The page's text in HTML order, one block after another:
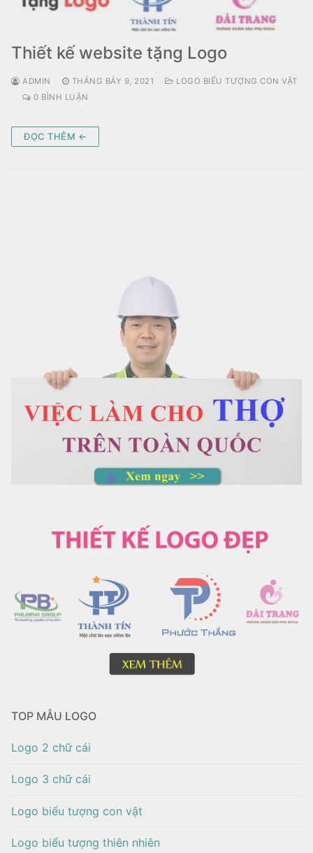
Thiết kế website tặng Logo
ADMIN THÁNG BẢY 9, 2021
LOGO BIỂU TƯỢNG CON VẬT
0 BÌNH LUẬN
ĐỌC THÊM ←
TOP MẪU LOGO
Logo 2 chữ cái
Logo 3 chữ cái
Logo biểu tượng con vật
Logo biểu tượng thiên nhiên